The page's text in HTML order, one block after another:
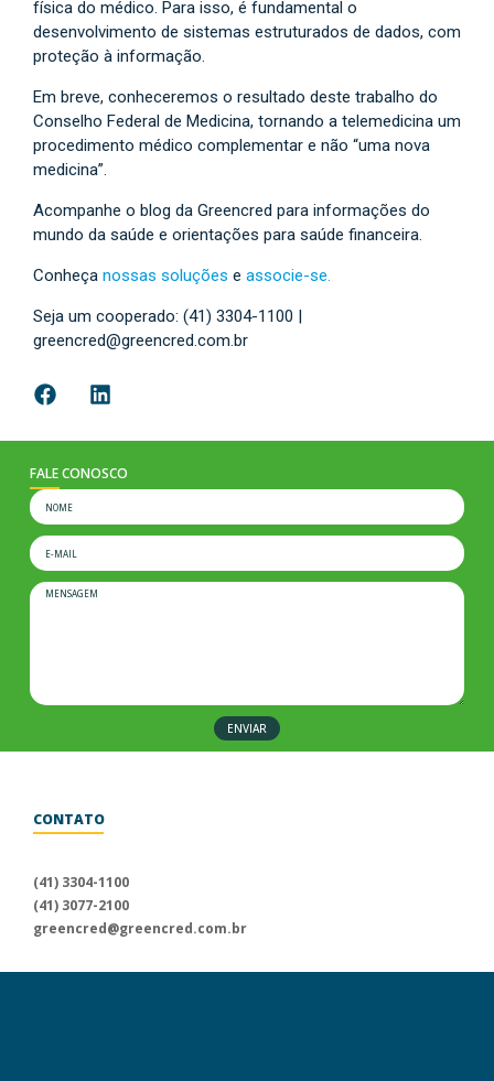
física do médico. Para isso, é fundamental o
desenvolvimento de sistemas estruturados de dados, com
proteção à informação.
Em breve, conheceremos o resultado deste trabalho do
Conselho Federal de Medicina, tornando a telemedicina um
procedimento médico complementar e não “uma nova
medicina”.
Acompanhe o blog da Greencred para informações do
mundo da saúde e orientações para saúde financeira.
Conheça nossas soluções e associe-se.
Seja um cooperado: (41) 3304-1100 |
greencred@greencred.com.br
CONTATO
através dos nossos canais
de atendimento.
(41) 3304-1100
(41) 3077-2100
greencred@greencred.com.br
FALE CONOSCO
ENVIAR